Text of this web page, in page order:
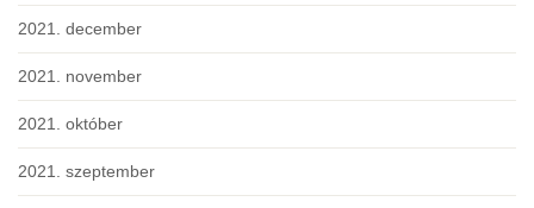
2021. december
2021. november
2021. október
2021. szeptember